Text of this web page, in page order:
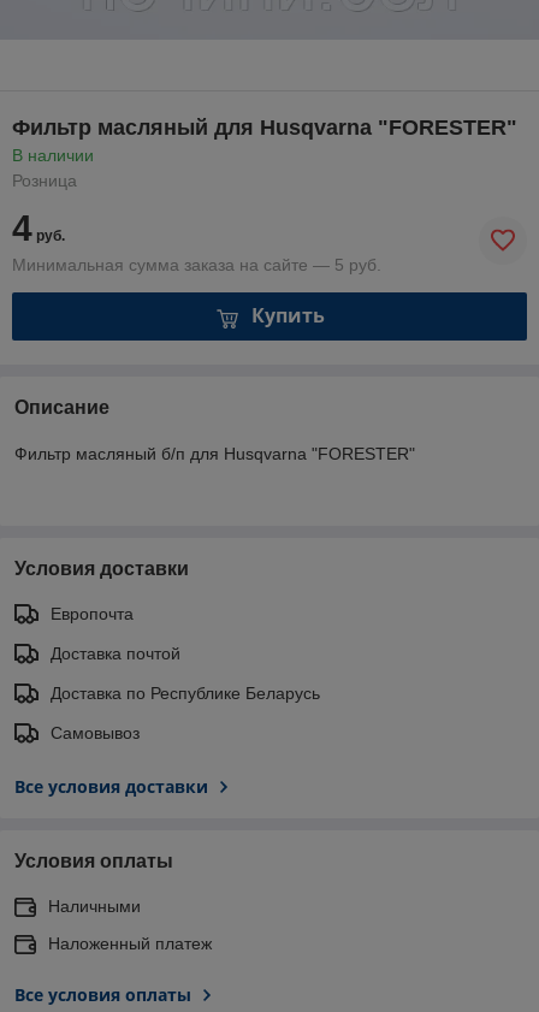
Фильтр масляный для Husqvarna "FORESTER"
В наличии
Розница
4 руб.
Минимальная сумма заказа на сайте — 5 руб.
Купить
Описание
Фильтр масляный б/п для Husqvarna "FORESTER"
Условия доставки
Европочта
Доставка почтой
Доставка по Республике Беларусь
Самовывоз
Все условия доставки
Условия оплаты
Наличными
Наложенный платеж
Все условия оплаты